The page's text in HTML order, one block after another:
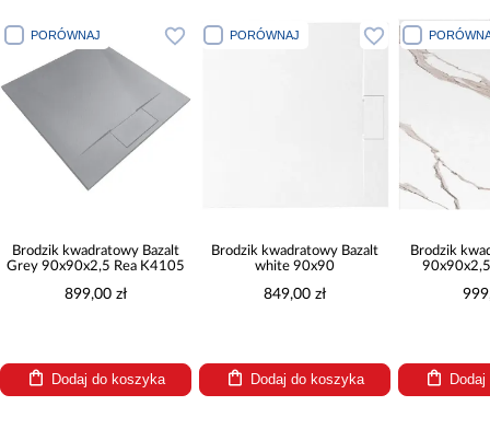
PORÓWNAJ
Brodzik kwadratowy Bazalt
Grey 90x90x2,5 Rea K4105
899,00 zł
Dodaj do koszyka
PORÓWNAJ
Brodzik kwadratowy Bazalt
white 90x90
849,00 zł
Dodaj do koszyka
Brodzik